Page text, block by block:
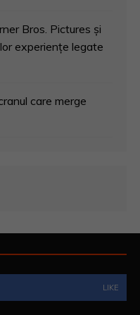
Bros. Pictures și
experiențe legate
care merge
LIKE